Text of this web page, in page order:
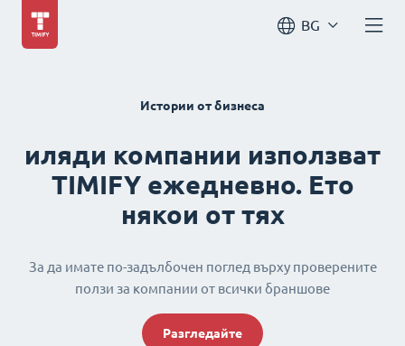
BG
Истории от бизнеса
иляди компании използват
TIMIFY ежедневно. Ето
някои от тях
За да имате по-задълбочен поглед върху проверените
ползи за компании от всички браншове
Разгледайте